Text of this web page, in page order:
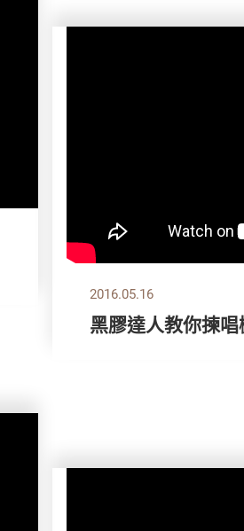
2016.05.16
黑膠達人教你揀唱